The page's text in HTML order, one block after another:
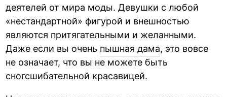
деятелей от мира моды. Девушки с любой
«нестандартной» фигурой и внешностью
являются притягательными и желанными.
Даже если вы очень пышная дама, это вовсе
не означает, что вы не можете быть
сногсшибательной красавицей.